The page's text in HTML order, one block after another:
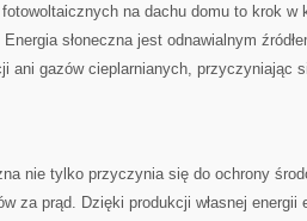
na dachu‌ domu to krok‌ w
słoneczna jest ⁢odnawialnym
⁣ani gazów⁣ cieplarnianych, przyczyniając
nie tylko przyczynia​ się do ochrony
za prąd. Dzięki produkcji‍ własnej